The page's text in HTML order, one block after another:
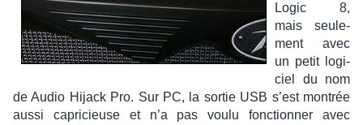
Logic 8,
mais seule­
ment avec
un petit logi­
ciel du nom
de Audio Hijack Pro. Sur PC, la sortie USB s’est montrée
aussi capri­cieuse et n’a pas voulu fonc­tion­ner avec